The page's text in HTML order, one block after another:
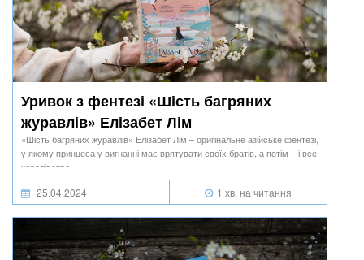
Уривок з фентезі «Шість багряних
журавлів» Елізабет Лім
«Шість багряних журавлів» Елізабет Лім – оригінальне азійське фентезі,
у якому принцеса у вигнанні має врятувати своїх братів, а потім – і все
королівство.
25.04.2024 1 хв. на читання